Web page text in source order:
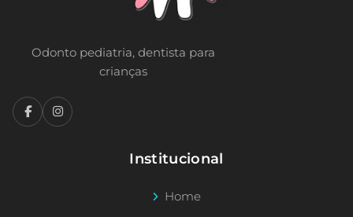
Odonto pediatria, dentista para
crianças
Institucional
Home